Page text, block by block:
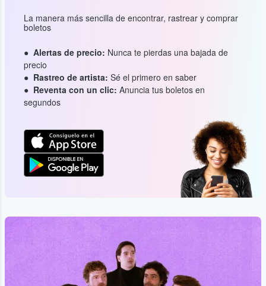
La manera más sencilla de encontrar, rastrear y comprar
boletos
Alertas de precio: Nunca te pierdas una bajada de
precio
Rastreo de artista: Sé el primero en saber
Reventa con un clic: Anuncia tus boletos en
segundos
...